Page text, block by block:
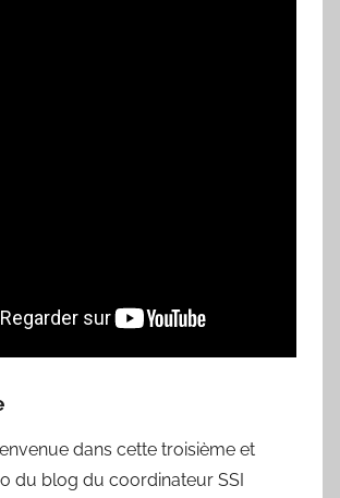
dans cette troisième et
du blog du coordinateur SSI